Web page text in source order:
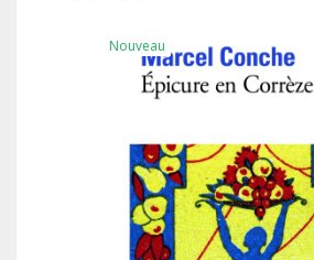
Nouveau